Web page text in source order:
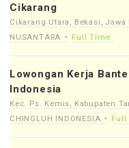
Cikarang
Cikarang Utara, Bekasi, Jawa
NUSANTARA
Full Time
Lowongan Kerja
Indonesia
Kec. Ps. Kemis, Kabupaten
CHINGLUH INDONESIA
Full